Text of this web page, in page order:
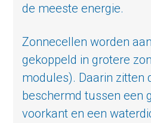
de meeste energie.
Zonnecellen worden
gekoppeld in grotere
modules). Daarin zitten
beschermd tussen een
voorkant en een